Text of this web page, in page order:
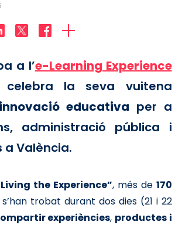
a l’e-Learning Experience
la seva vuitena
educativa per a
administració pública i
València.
the Experience”, més de 170
trobat durant dos dies (21 i 22
experiències, productes i